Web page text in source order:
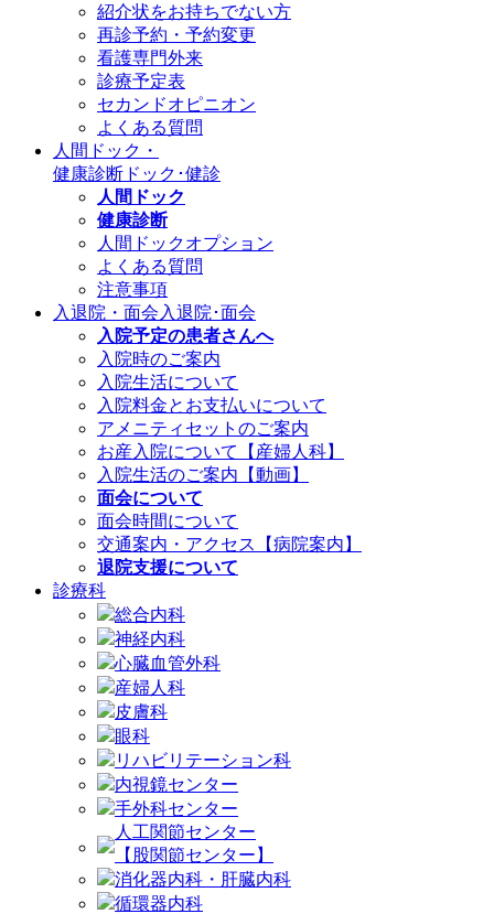
紹介状をお持ちでない方
再診予約・予約変更
看護専門外来
診療予定表
セカンドオピニオン
よくある質問
人間ドック・
健康診断 ドック･健診
人間ドック
健康診断
人間ドックオプション
よくある質問
注意事項
入退院・面会 入退院･面会
入院予定の患者さんへ
入院時のご案内
入院生活について
入院料金とお支払いについて
アメニティセットのご案内
お産入院について【産婦人科】
入院生活のご案内【動画】
面会について
面会時間について
交通案内・アクセス【病院案内】
退院支援について
診療科
総合内科
神経内科
心臓血管外科
産婦人科
皮膚科
眼科
リハビリテーション科
内視鏡センター
手外科センター
人工関節センター
【股関節センター】
消化器内科・肝臓内科
循環器内科